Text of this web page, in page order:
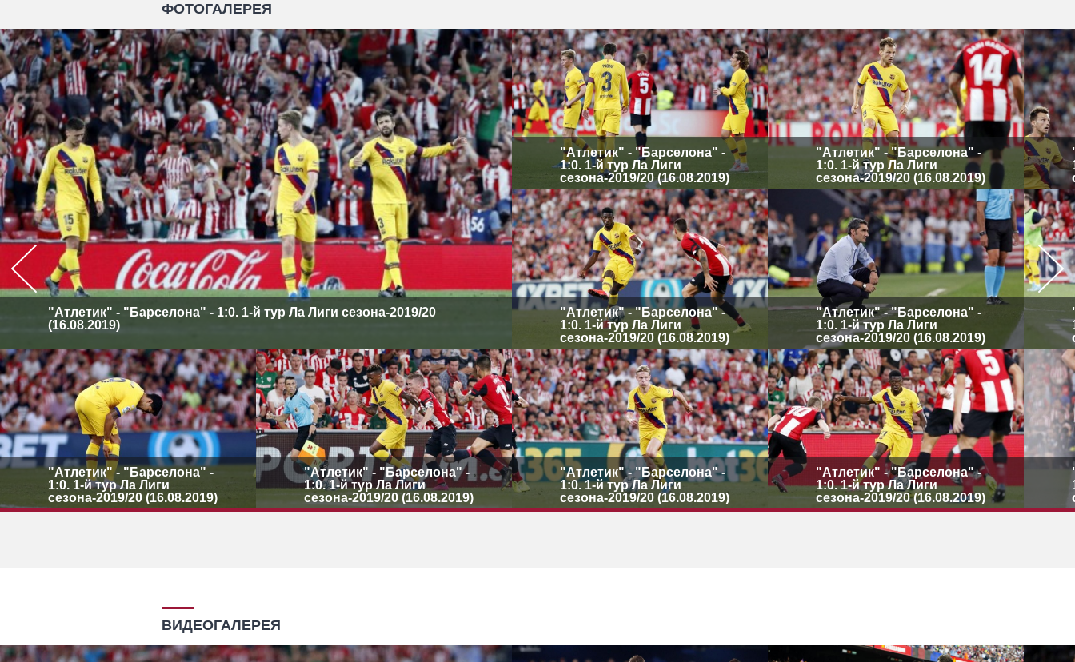
ФОТОГАЛЕРЕЯ
"Атлетик" - "Барселона" - 1:0. 1-й тур Ла Лиги сезона-2019/20
(16.08.2019)
"Атлетик" - "Барселона" -
1:0. 1-й тур Ла Лиги
сезона-2019/20 (16.08.2019)
"Атлетик" - "Барселона" -
1:0. 1-й тур Ла Лиги
сезона-2019/20 (16.08.2019)
"Атлетик" - "Барселона" -
1:0. 1-й тур Ла Лиги
сезона-2019/20 (16.08.2019)
"Атлетик" - "Барселона" -
1:0. 1-й тур Ла Лиги
сезона-2019/20 (16.08.2019)
"Атлетик" - "Барселона" -
1:0. 1-й тур Ла Лиги
сезона-2019/20 (16.08.2019)
"Атлетик" - "Барселона" -
1:0. 1-й тур Ла Лиги
сезона-2019/20 (16.08.2019)
"Атлетик" - "Барселона" -
1:0. 1-й тур Ла Лиги
сезона-2019/20 (16.08.2019)
"Атлетик" - "Барселона" -
1:0. 1-й тур Ла Лиги
сезона-2019/20 (16.08.2019)
ВИДЕОГАЛЕРЕЯ